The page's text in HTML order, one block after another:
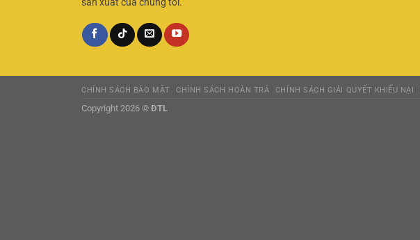
sản xuất của chúng tôi.
CHÍNH SÁCH BẢO MẬT CHÍNH SÁCH HOÀN TRẢ CHÍNH SÁCH GIẢI QUYẾT KHIẾU NẠI
Copyright 2026 © ĐTL